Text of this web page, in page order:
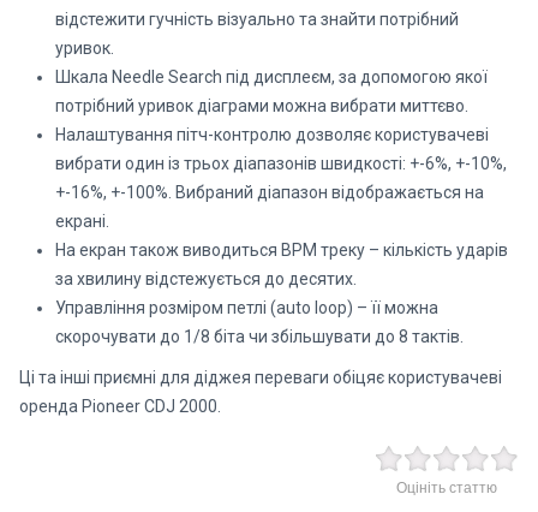
відстежити гучність візуально та знайти потрібний
уривок.
Шкала Needle Search під дисплеєм, за допомогою якої
потрібний уривок діаграми можна вибрати миттєво.
Налаштування пітч-контролю дозволяє користувачеві
вибрати один із трьох діапазонів швидкості: +-6%, +-10%,
+-16%, +-100%. Вибраний діапазон відображається на
екрані.
На екран також виводиться BPM треку – кількість ударів
за хвилину відстежується до десятих.
Управління розміром петлі (auto loop) – її можна
скорочувати до 1/8 біта чи збільшувати до 8 тактів.
Ці та інші приємні для діджея переваги обіцяє користувачеві
оренда Pioneer CDJ 2000.
Оцініть статтю